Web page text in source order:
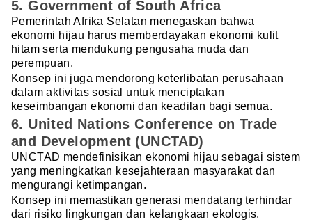
5. Government of South Africa
Pemerintah Afrika Selatan menegaskan bahwa
ekonomi hijau harus memberdayakan ekonomi kulit
hitam serta mendukung pengusaha muda dan
perempuan.
Konsep ini juga mendorong keterlibatan perusahaan
dalam aktivitas sosial untuk menciptakan
keseimbangan ekonomi dan keadilan bagi semua.
6. United Nations Conference on Trade
and Development (UNCTAD)
UNCTAD mendefinisikan ekonomi hijau sebagai sistem
yang meningkatkan kesejahteraan masyarakat dan
mengurangi ketimpangan.
Konsep ini memastikan generasi mendatang terhindar
dari risiko lingkungan dan kelangkaan ekologis.